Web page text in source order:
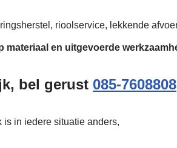
rioolservice, lekkende
materiaal en uitgevoerde
bel gerust 085-7608808
in iedere situatie anders,